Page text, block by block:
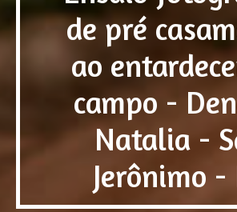
de pré
ao
campo -
Natalia -
Jerônimo -